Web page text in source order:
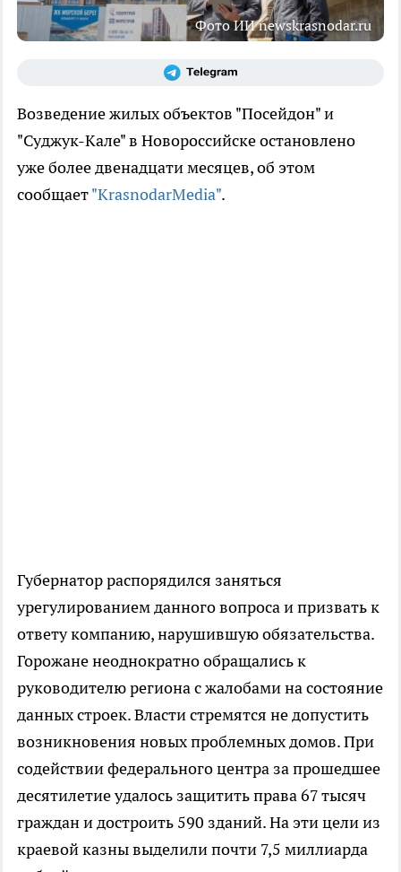
Фото ИИ newskrasnodar.ru
Возведение жилых объектов "Посейдон" и
"Суджук-Кале" в Новороссийске остановлено
уже более двенадцати месяцев, об этом
сообщает"KrasnodarMedia".
Губернатор распорядился заняться
урегулированием данного вопроса и призвать к
ответу компанию, нарушившую обязательства.
Горожане неоднократно обращались к
руководителю региона с жалобами на состояние
данных строек. Власти стремятся не допустить
возникновения новых проблемных домов. При
содействии федерального центра за прошедшее
десятилетие удалось защитить права 67 тысяч
граждан и достроить 590 зданий. На эти цели из
краевой казны выделили почти 7,5 миллиарда